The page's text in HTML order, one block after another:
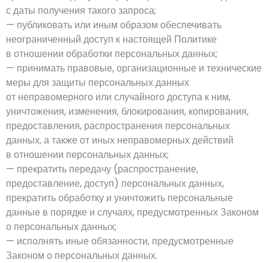
с даты получения такого запроса;
— публиковать или иным образом обеспечивать
неограниченный доступ к настоящей Политике
в отношении обработки персональных данных;
— принимать правовые, организационные и технические
меры для защиты персональных данных
от неправомерного или случайного доступа к ним,
уничтожения, изменения, блокирования, копирования,
предоставления, распространения персональных
данных, а также от иных неправомерных действий
в отношении персональных данных;
— прекратить передачу (распространение,
предоставление, доступ) персональных данных,
прекратить обработку и уничтожить персональные
данные в порядке и случаях, предусмотренных Законом
о персональных данных;
— исполнять иные обязанности, предусмотренные
Законом о персональных данных.